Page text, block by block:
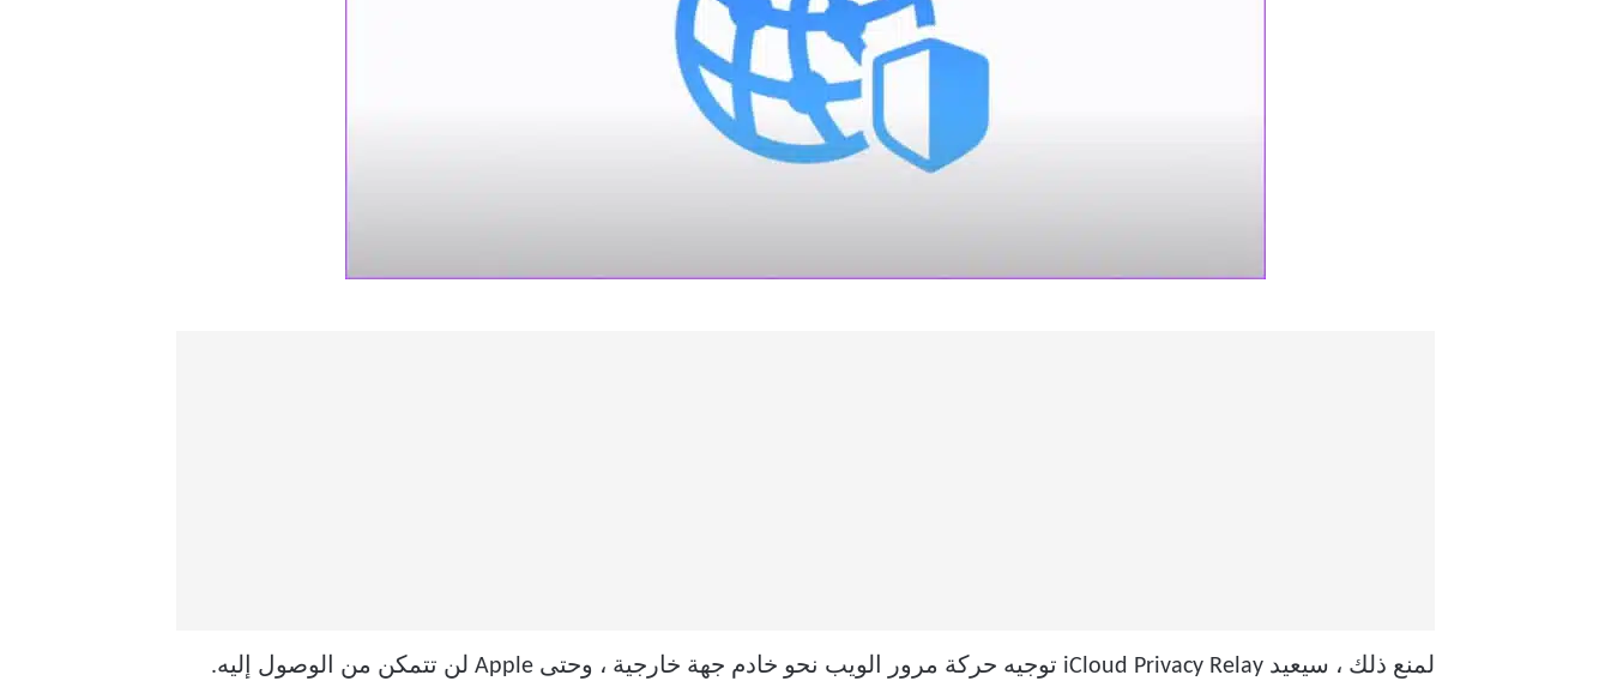
لمنع ذلك ، سيعيد iCloud Privacy Relay توجيه حركة مرور الويب نحو خادم جهة خارجية ، وحتى Apple لن تتمكن من الوصول إليه.